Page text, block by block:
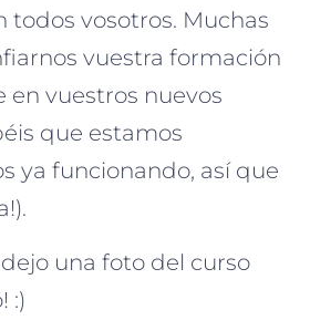
todos vosotros. Muchas
vuestra formación
en vuestros nuevos
que estamos
ya funcionando, así que
una foto del curso
:)